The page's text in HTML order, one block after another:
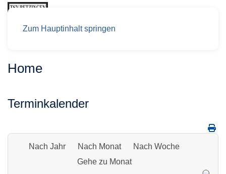
Zum Hauptinhalt springen
Home
Terminkalender
Nach Jahr Nach Monat
Nach Woche
Gehe zu Monat